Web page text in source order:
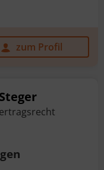
zum Profil